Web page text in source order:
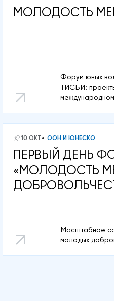
МОЛОДОСТЬ
Форум юных
ТИСБИ:
10 ОКТ ООН И ЮНЕСКО
ПЕРВЫЙ ДЕНЬ
«МОЛОДОСТЬ
Масштабное
молодых